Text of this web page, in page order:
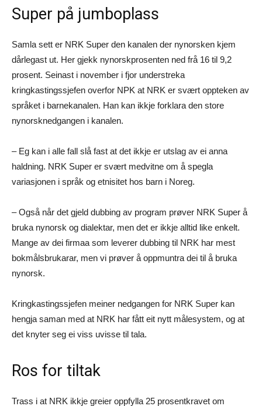
Super på jumboplass
Samla sett er NRK Super den kanalen der nynorsken kjem
dårlegast ut. Her gjekk nynorskprosenten ned frå 16 til 9,2
prosent. Seinast i november i fjor understreka
kringkastingssjefen overfor NPK at NRK er svært oppteken av
språket i barnekanalen. Han kan ikkje forklara den store
nynorsknedgangen i kanalen.
– Eg kan i alle fall slå fast at det ikkje er utslag av ei anna
haldning. NRK Super er svært medvitne om å spegla
variasjonen i språk og etnisitet hos barn i Noreg.
– Også når det gjeld dubbing av program prøver NRK Super å
bruka nynorsk og dialektar, men det er ikkje alltid like enkelt.
Mange av dei firmaa som leverer dubbing til NRK har mest
bokmålsbrukarar, men vi prøver å oppmuntra dei til å bruka
nynorsk.
Kringkastingssjefen meiner nedgangen for NRK Super kan
hengja saman med at NRK har fått eit nytt målesystem, og at
det knyter seg ei viss uvisse til tala.
Ros for tiltak
Trass i at NRK ikkje greier oppfylla 25 prosentkravet om